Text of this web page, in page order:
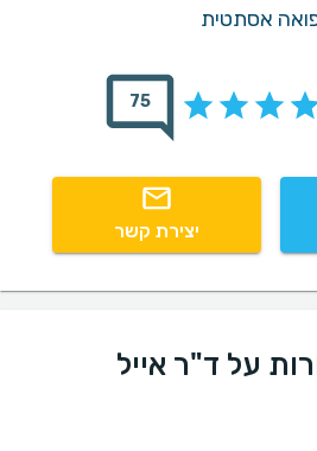
אסתטית
75
יצירת קשר
על ד"ר אייל